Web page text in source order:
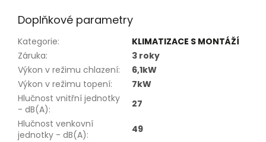
Doplňkové parametry
Kategorie:
KLIMATIZACE S MONTÁŽÍ
Záruka:
3 roky
Výkon v režimu chlazení:
6,1kW
Výkon v režimu topení:
7kW
Hlučnost vnitřní jednotky
- dB(A):
27
Hlučnost venkovní
jednotky - dB(A):
49